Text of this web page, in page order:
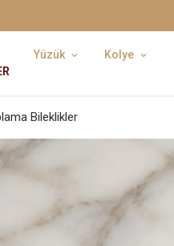
Yüzük Kolye
Bileklikler